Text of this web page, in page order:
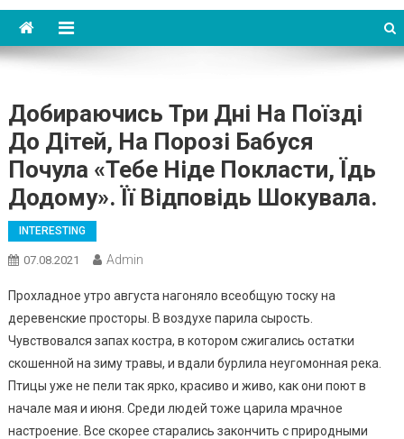
Добираючись Три Дні На Поїзді
До Дітей, На Порозі Бабуся
Почула «тебе Ніде Покласти, Їдь
Додому». Її Відповідь Шокувала.
INTERESTING
07.08.2021 Admin
Прохладное утро августа нагоняло всеобщую тоску на
деревенские просторы. В воздухе парила сырость.
Чувствовался запах костра, в котором сжигались остатки
скошенной на зиму травы, и вдали бурлила неугомонная река.
Птицы уже не пели так ярко, красиво и живо, как они поют в
начале мая и июня. Среди людей тоже царила мрачное
настроение. Все скорее старались закончить с природными